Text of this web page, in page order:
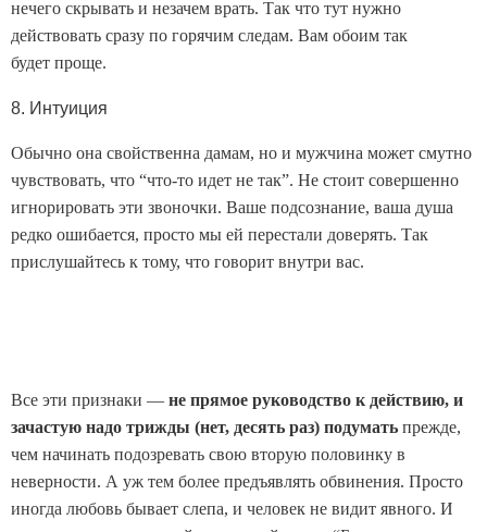
нечего скрывать и незачем врать. Так что тут нужно
действовать сразу по горячим следам. Вам обоим так
будет проще.
8. Интуиция
Обычно она свойственна дамам, но и мужчина может смутно
чувствовать, что “что-то идет не так”. Не стоит совершенно
игнорировать эти звоночки. Ваше подсознание, ваша душа
редко ошибается, просто мы ей перестали доверять. Так
прислушайтесь к тому, что говорит внутри вас.
Все эти признаки — не прямое руководство к действию, и
зачастую надо трижды (нет, десять раз) подумать прежде,
чем начинать подозревать свою вторую половинку в
неверности. А уж тем более предъявлять обвинения. Просто
иногда любовь бывает слепа, и человек не видит явного. И